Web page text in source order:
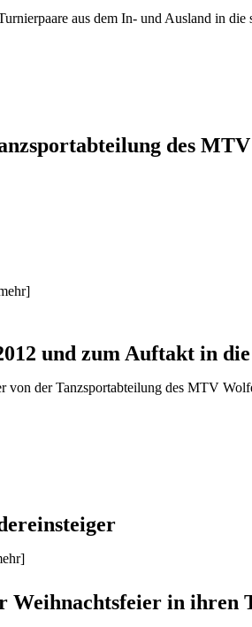
aus dem In- und Ausland in
des MTV
und zum Auftakt in
von der Tanzsportabteilung des MTV
in ihren